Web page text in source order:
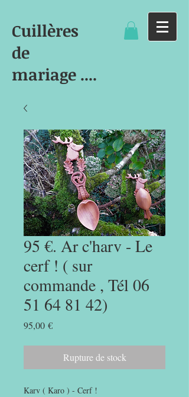
Cuillères
de
mariage ....
95 €. Ar c'harv - Le
cerf ! ( sur
commande , Tél 06
51 64 81 42)
95,00 €Prix
Rupture de stock
Karv ( Karo ) - Cerf !